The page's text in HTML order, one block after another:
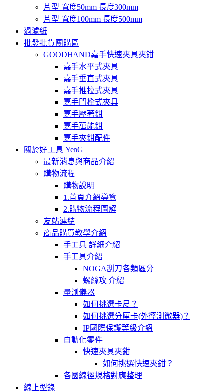
片型 寬度50mm 長度300mm
片型 寬度100mm 長度500mm
過濾紙
批發批貨團購區
GOODHAND嘉手快速夾具夾鉗
嘉手水平式夾具
嘉手垂直式夾具
嘉手推拉式夾具
嘉手門栓式夾具
嘉手壓著鉗
嘉手萬能鉗
嘉手夾鉗配件
關於好工具 YenG
最新消息與商品介紹
購物流程
購物說明
1.首頁介紹導覽
2.購物流程圖解
友站連結
商品購買教學介紹
手工具 詳細介紹
手工具介紹
NOGA刮刀各類區分
螺絲攻 介紹
量測儀器
如何挑選卡尺？
如何挑選分厘卡(外徑測微器)？
IP國際保護等級介紹
自動化零件
快速夾具夾鉗
如何挑選快速夾鉗？
各國線徑規格對應整理
線上型錄